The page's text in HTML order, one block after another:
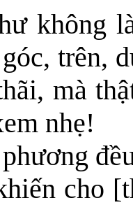
không
trên,
mà
nhẹ!
cho